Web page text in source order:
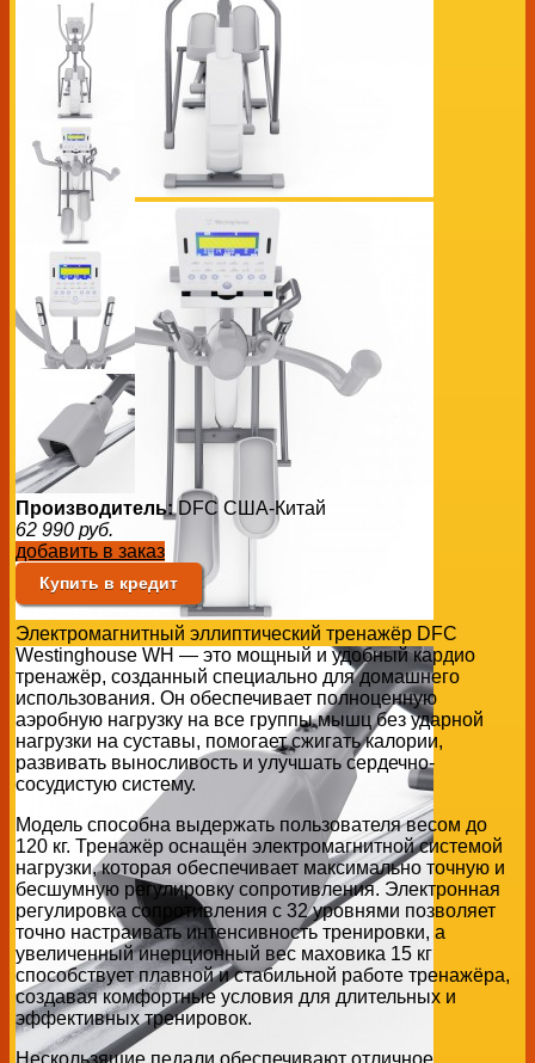
Производитель:DFC США-Китай
62 990 руб.
добавить в заказ
Купить в кредит
Электромагнитный эллиптический тренажёр DFC
Westinghouse WH — это мощный и удобный кардио
тренажёр, созданный специально для домашнего
использования. Он обеспечивает полноценную
аэробную нагрузку на все группы мышц без ударной
нагрузки на суставы, помогает сжигать калории,
развивать выносливость и улучшать сердечно-
сосудистую систему.
Модель способна выдержать пользователя весом до
120 кг. Тренажёр оснащён электромагнитной системой
нагрузки, которая обеспечивает максимально точную и
бесшумную регулировку сопротивления. Электронная
регулировка сопротивления с 32 уровнями позволяет
точно настраивать интенсивность тренировки, а
увеличенный инерционный вес маховика 15 кг
способствует плавной и стабильной работе тренажёра,
создавая комфортные условия для длительных и
эффективных тренировок.
Нескользящие педали обеспечивают отличное